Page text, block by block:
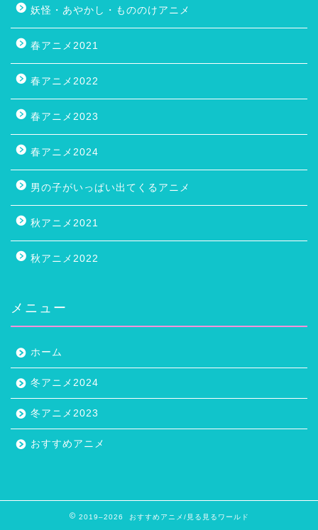
妖怪・あやかし・もののけアニメ
春アニメ2021
春アニメ2022
春アニメ2023
春アニメ2024
男の子がいっぱい出てくるアニメ
秋アニメ2021
秋アニメ2022
メニュー
ホーム
冬アニメ2024
冬アニメ2023
おすすめアニメ
2019–2026 おすすめアニメ/見る見るワールド